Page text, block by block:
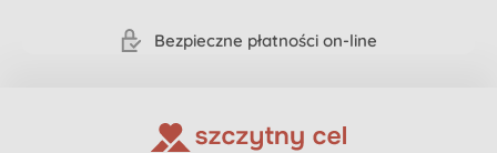
Bezpieczne płatności on-line